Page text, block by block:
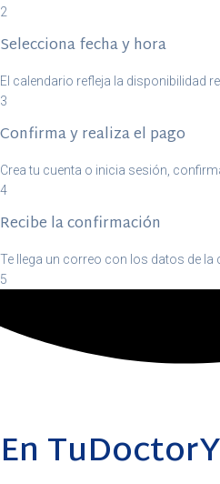
2
Selecciona fecha y hora
El calendario refleja la disponibilidad
3
Confirma y realiza el pago
Crea tu cuenta o inicia sesión,
4
Recibe la confirmación
Te llega un correo con los datos de la
5
En